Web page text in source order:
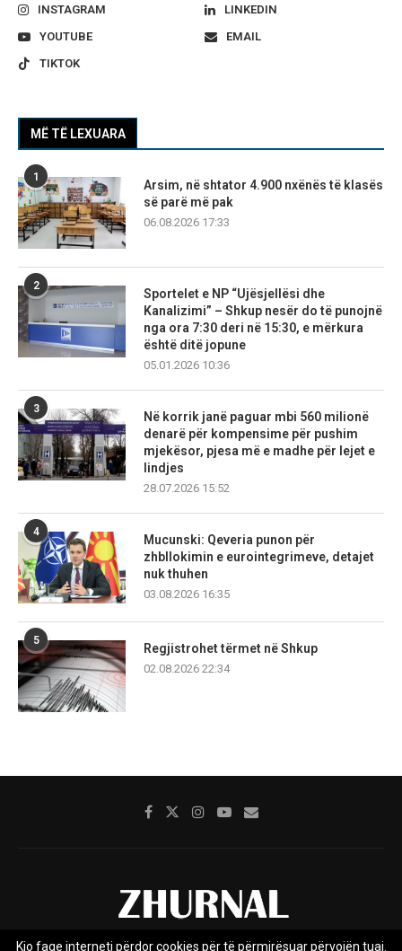
INSTAGRAM
LINKEDIN
YOUTUBE
EMAIL
TIKTOK
MË TË LEXUARA
1
Arsim, në shtator 4.900 nxënës të klasës
së parë më pak
06.08.2026 17:33
2
Sportelet e NP “Ujësjellësi dhe
Kanalizimi” – Shkup nesër do të punojnë
nga ora 7:30 deri në 15:30, e mërkura
është ditë jopune
05.01.2026 10:36
3
Në korrik janë paguar mbi 560 milionë
denarë për kompensime për pushim
mjekësor, pjesa më e madhe për lejet e
lindjes
28.07.2026 15:52
4
Mucunski: Qeveria punon për
zhbllokimin e eurointegrimeve, detajet
nuk thuhen
03.08.2026 16:35
5
Regjistrohet tërmet në Shkup
02.08.2026 22:34
Kjo faqe interneti përdor cookies për të përmirësuar përvojën tuaj.